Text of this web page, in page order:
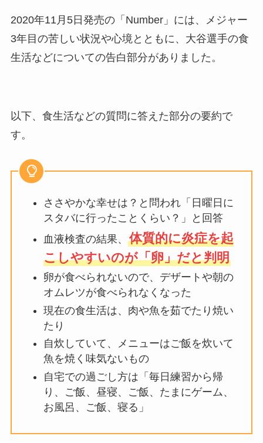
2020年11月5日発売の「Number」には、メジャー
3年目の苦しい状況や心境とともに、大谷選手の食
生活などについての告白部分がありました。
以下、食生活などの質問に答えた部分の要約で
す。
ささやかな幸せは？と問われ「日曜日に
スタバに行ったことくらい？」と回答
血液検査の結果、 体質的に炎症を起
こしやすいのが「卵」だと判明
卵が食べられないので、デザートや朝の
オムレツが食べられなくなった
現在の食生活は、肉や魚を茹でたり焼い
たり
自炊していて、メニューはご飯を炊いて
魚を焼く味気ないもの
自宅での過ごし方は「毎日練習から帰
り、ご飯、昼寝、ご飯、たまにゲーム、
お風呂、ご飯、寝る」